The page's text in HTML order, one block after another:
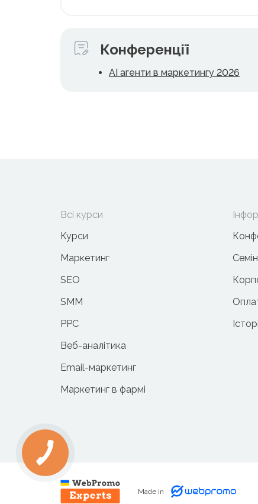
Конференції
AI агенти в маркетингу 2026
Всі курси
Курси
Маркетинг
SEO
SMM
PPC
Веб-аналітика
Email-маркетинг
Маркетинг в фармі
Made in